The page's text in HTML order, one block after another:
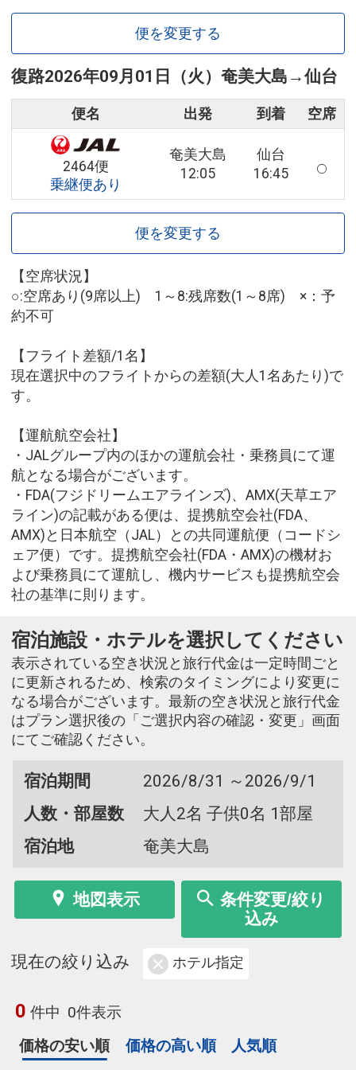
便を変更する
復路2026年09月01日（火） 奄美大島 →仙台
便名 出発 到着 空席
2464便
乗継便あり
奄美大島
12:05
仙台
16:45
便を変更する
【空席状況】
○:空席あり(9席以上) 1～8:残席数(1～8席) ×：予
約不可
【フライト差額/1名】
現在選択中のフライトからの差額(大人1名あたり)で
す。
【運航航空会社】
・JALグループ内のほかの運航会社・乗務員にて運
航となる場合がございます。
・FDA(フジドリームエアラインズ)、AMX(天草エア
ライン)の記載がある便は、提携航空会社(FDA、
AMX)と日本航空（JAL）との共同運航便（コードシ
ェア便）です。提携航空会社(FDA・AMX)の機材お
よび乗務員にて運航し、機内サービスも提携航空会
社の基準に則ります。
宿泊施設・ホテルを選択してください
表示されている空き状況と旅行代金は一定時間ごと
に更新されるため、検索のタイミングにより変更に
なる場合がございます。最新の空き状況と旅行代金
はプラン選択後の「ご選択内容の確認・変更」画面
にてご確認ください。
宿泊期間
2026/8/31 ～2026/9/1
人数・部屋数
大人2名 子供0名 1部屋
宿泊地
奄美大島
地図表示
条件変更/絞り
込み
現在の絞り込み ホテル指定
0 件中 0件表示
価格の安い順
価格の高い順 人気順